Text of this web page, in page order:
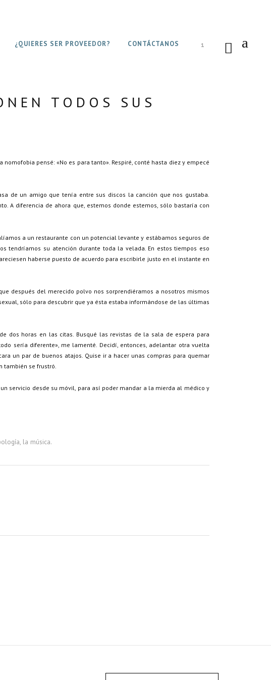
1
¿QUIERES SER PROVEEDOR? CONTÁCTANOS
TODOS SUS
pensé: «No es para tanto». Respiré, conté hasta diez y empecé
de un amigo que tenía entre sus discos la canción que nos gustaba.
A diferencia de ahora que, estemos donde estemos, sólo bastaría con
a un restaurante con un potencial levante y estábamos seguros de
tendríamos su atención durante toda la velada. En estos tiempos eso
haberse puesto de acuerdo para escribirle justo en el instante en
después del merecido polvo nos sorprendiéramos a nosotros mismos
sólo para descubrir que ya ésta estaba informándose de las últimas
dos horas en las citas. Busqué las revistas de la sala de espera para
sería diferente», me lamenté. Decidí, entonces, adelantar otra vuelta
un par de buenos atajos. Quise ir a hacer unas compras para quemar
también se frustró.
servicio desde su móvil, para así poder mandar a la mierda al médico y
la música.